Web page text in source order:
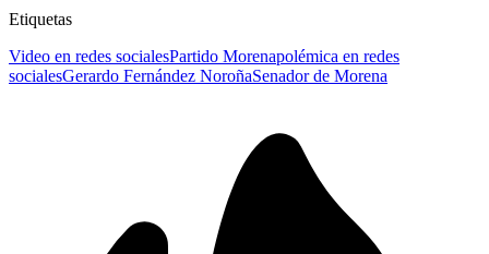
Etiquetas
Video en redes socialesPartido Morenapolémica en redes
socialesGerardo Fernández NoroñaSenador de Morena